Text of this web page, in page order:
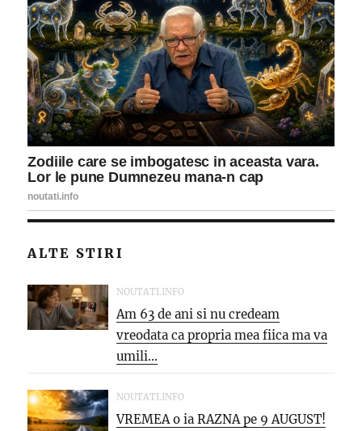
ALTE STIRI
NOUTATI.INFO
Am 63 de ani si nu credeam
vreodata ca propria mea fiica ma va
umili...
NOUTATI.INFO
VREMEA o ia RAZNA pe 9 AUGUST!